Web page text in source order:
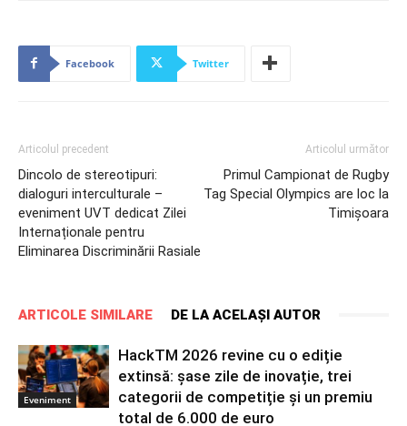
Facebook Twitter
Articolul precedent
Dincolo de stereotipuri:
dialoguri interculturale –
eveniment UVT dedicat Zilei
Internaționale pentru
Eliminarea Discriminării Rasiale
Articolul următor
Primul Campionat de Rugby
Tag Special Olympics are loc la
Timișoara
ARTICOLE SIMILARE DE LA ACELAȘI AUTOR
Eveniment
HackTM 2026 revine cu o ediție
extinsă: șase zile de inovație, trei
categorii de competiție și un premiu
total de 6.000 de euro